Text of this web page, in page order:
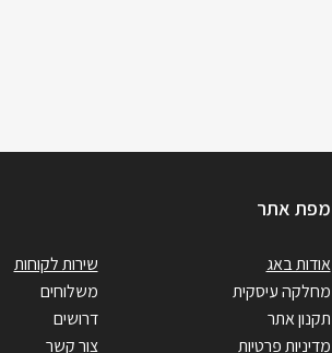
מפת אתר
אודות באג
מחלקה עיסקית
תקנון אתר
מדיניות פרטיות
שירות לקוחות
משלוחים
דרושים
צור קשר